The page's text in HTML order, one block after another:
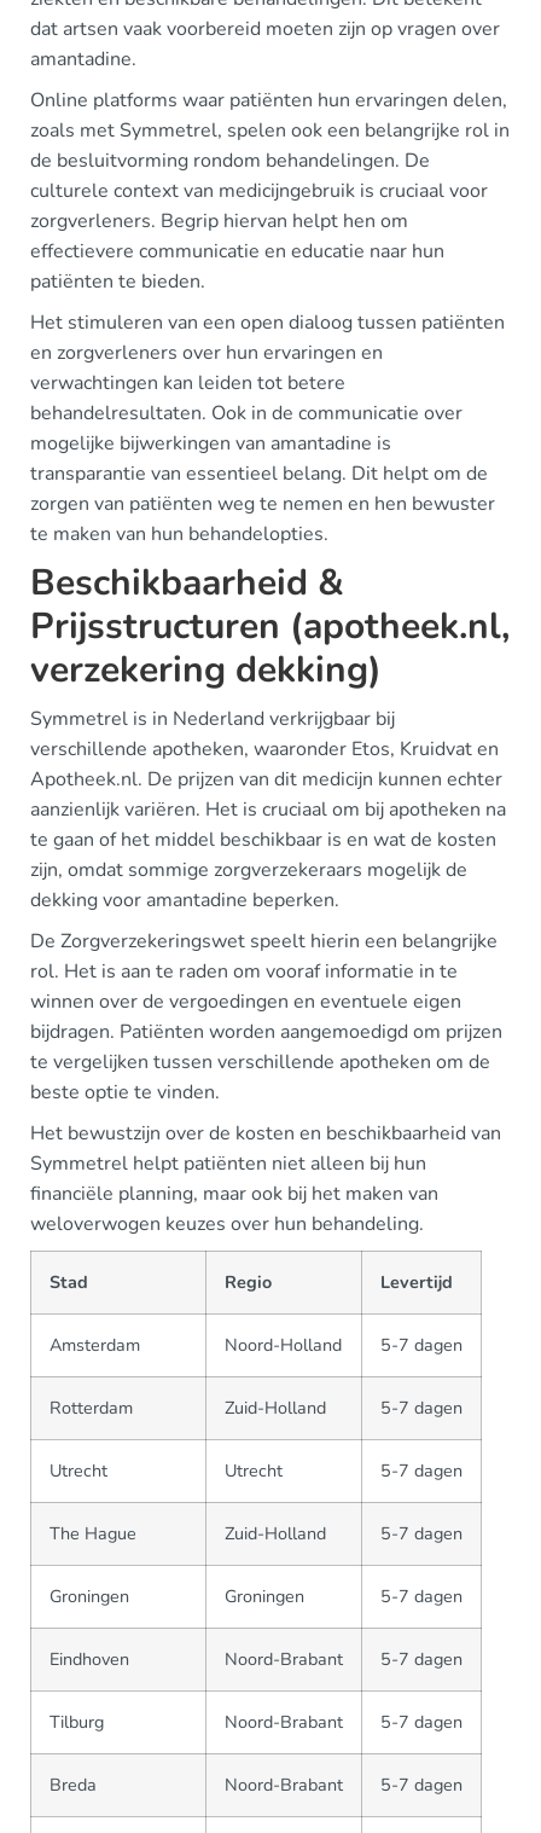
dat artsen vaak voorbereid moeten zijn op vragen over
amantadine.
Online platforms waar patiënten hun ervaringen delen,
zoals met Symmetrel, spelen ook een belangrijke rol in
de besluitvorming rondom behandelingen. De
culturele context van medicijngebruik is cruciaal voor
zorgverleners. Begrip hiervan helpt hen om
effectievere communicatie en educatie naar hun
patiënten te bieden.
Het stimuleren van een open dialoog tussen patiënten
en zorgverleners over hun ervaringen en
verwachtingen kan leiden tot betere
behandelresultaten. Ook in de communicatie over
mogelijke bijwerkingen van amantadine is
transparantie van essentieel belang. Dit helpt om de
zorgen van patiënten weg te nemen en hen bewuster
te maken van hun behandelopties.
Beschikbaarheid &
Prijsstructuren (apotheek.nl,
verzekering dekking)
Symmetrel is in Nederland verkrijgbaar bij
verschillende apotheken, waaronder Etos, Kruidvat en
Apotheek.nl. De prijzen van dit medicijn kunnen echter
aanzienlijk variëren. Het is cruciaal om bij apotheken na
te gaan of het middel beschikbaar is en wat de kosten
zijn, omdat sommige zorgverzekeraars mogelijk de
dekking voor amantadine beperken.
De Zorgverzekeringswet speelt hierin een belangrijke
rol. Het is aan te raden om vooraf informatie in te
winnen over de vergoedingen en eventuele eigen
bijdragen. Patiënten worden aangemoedigd om prijzen
te vergelijken tussen verschillende apotheken om de
beste optie te vinden.
Het bewustzijn over de kosten en beschikbaarheid van
Symmetrel helpt patiënten niet alleen bij hun
financiële planning, maar ook bij het maken van
weloverwogen keuzes over hun behandeling.
Stad Regio Levertijd
Amsterdam Noord-Holland 5-7 dagen
Rotterdam Zuid-Holland 5-7 dagen
Utrecht Utrecht 5-7 dagen
The Hague Zuid-Holland 5-7 dagen
Groningen Groningen 5-7 dagen
Eindhoven Noord-Brabant 5-7 dagen
Tilburg Noord-Brabant 5-7 dagen
Breda Noord-Brabant 5-7 dagen